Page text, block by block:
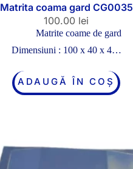
Matrita coama gard CG0035
100.00 lei
Matrite coame de gard
Dimensiuni : 100 x 40 x 4…
ADAUGĂ ÎN COȘ